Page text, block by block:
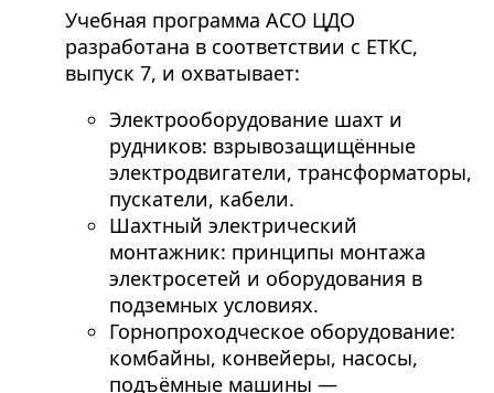
Учебная программа АСО ЦДО
разработана в соответствии с ЕТКС,
выпуск 7, и охватывает:
Электрооборудование шахт и
рудников: взрывозащищённые
электродвигатели, трансформаторы,
пускатели, кабели.
Шахтный электрический
монтажник: принципы монтажа
электросетей и оборудования в
подземных условиях.
Горнопроходческое оборудование:
комбайны, конвейеры, насосы,
подъёмные машины —